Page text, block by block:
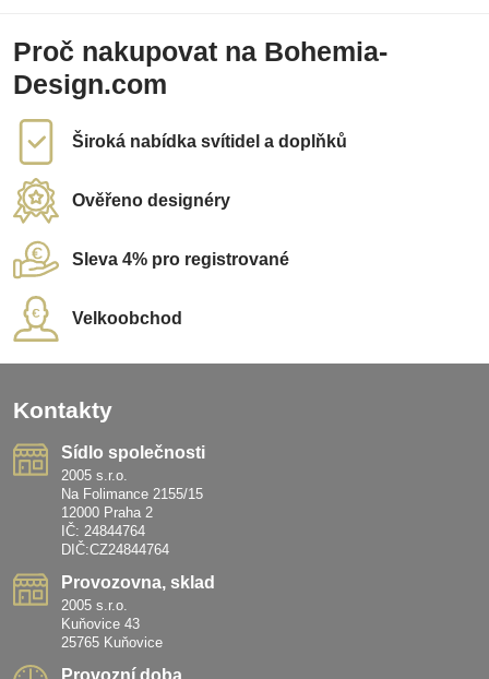
Proč nakupovat na Bohemia-
Design.com
Široká nabídka svítidel a doplňků
Ověřeno designéry
Sleva 4% pro registrované
Velkoobchod
Kontakty
Sídlo společnosti
2005 s.r.o.
Na Folimance 2155/15
12000 Praha 2
IČ: 24844764
DIČ:CZ24844764
Provozovna, sklad
2005 s.r.o.
Kuňovice 43
25765 Kuňovice
Provozní doba